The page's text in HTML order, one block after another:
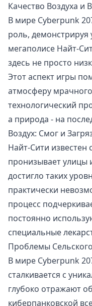
Качество Воздуха и
В мире Cyberpunk
роль,
мегаполисе Найт-
здесь не просто
Этот аспект игры
атмосферу
технологический
а природа - на
Воздух: Смог и
Найт-Сити
пронизывает улицы
достигло таких
практически
процесс
постоянно
специальные
Проблемы
В мире Cyberpunk
сталкивается с
глубоко отражают
киберпанковской